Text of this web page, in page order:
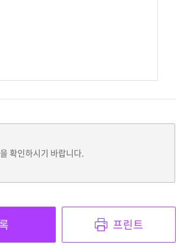
확인하시기 바랍니다.
프린트